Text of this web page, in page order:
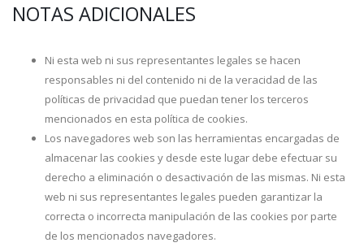
NOTAS ADICIONALES
Ni esta web ni sus representantes legales se hacen
responsables ni del contenido ni de la veracidad de las
políticas de privacidad que puedan tener los terceros
mencionados en esta política de cookies.
Los navegadores web son las herramientas encargadas de
almacenar las cookies y desde este lugar debe efectuar su
derecho a eliminación o desactivación de las mismas. Ni esta
web ni sus representantes legales pueden garantizar la
correcta o incorrecta manipulación de las cookies por parte
de los mencionados navegadores.